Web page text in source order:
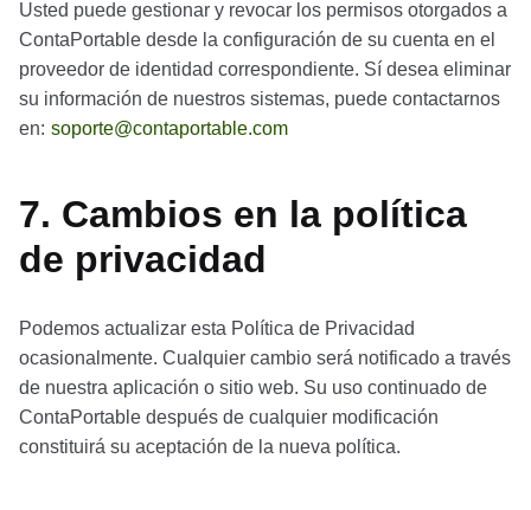
Usted puede gestionar y revocar los permisos otorgados a
ContaPortable desde la configuración de su cuenta en el
proveedor de identidad correspondiente. Sí desea eliminar
su información de nuestros sistemas, puede contactarnos
en: soporte@contaportable.com
7. Cambios en la política
de privacidad
Podemos actualizar esta Política de Privacidad
ocasionalmente. Cualquier cambio será notificado a través
de nuestra aplicación o sitio web. Su uso continuado de
ContaPortable después de cualquier modificación
constituirá su aceptación de la nueva política.